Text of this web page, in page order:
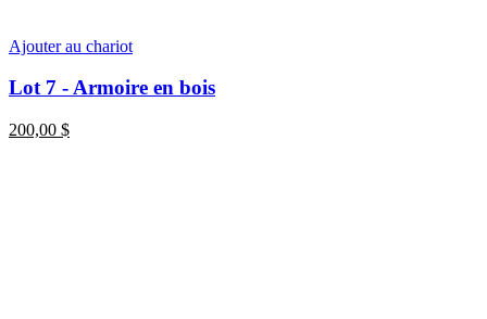
Ajouter au chariot
Lot 7 - Armoire en bois
200,00 $